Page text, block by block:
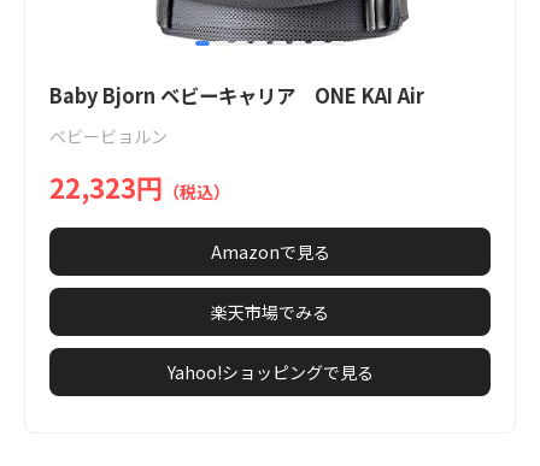
item
1
8
Baby Bjorn ベビーキャリア ONE KAI Air
ベビービョルン
22,323円 （税込）
Amazonで見る
楽天市場でみる
Yahoo!ショッピングで見る